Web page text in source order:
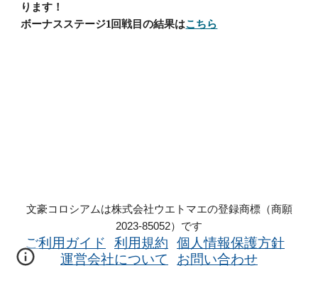
ります！
ボーナスステージ1回戦目の結果はこちら
文豪コロシアムは株式会社ウエトマエの登録商標（商願
2023-85052）です
ご利用ガイド 利用規約 個人情報保護方針
運営会社について
お問い合わせ